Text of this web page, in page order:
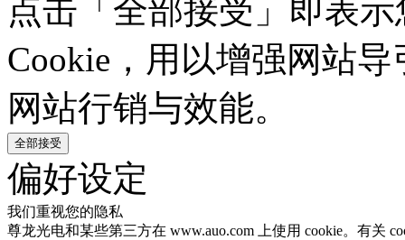
点击「全部接受」即表
Cookie，用以增强网站
网站行销与效能。
全部接受
偏好设定
我们重视您的隐私
尊龙光电和某些第三方在 www.auo.com 上使用 cookie。有关